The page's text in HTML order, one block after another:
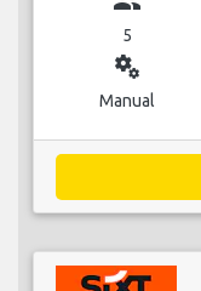
5
miscellaneous_services
Manual